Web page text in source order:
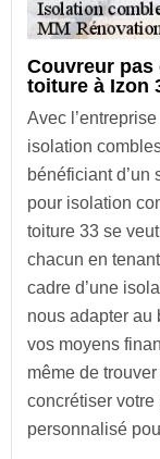
Couvreur
toiture à Izon
Avec
isolation
bénéficiant
pour isolation
toiture 33 se
chacun en
cadre d’une
nous adapter au
vos moyens
même de
concrétiser
personnalisé